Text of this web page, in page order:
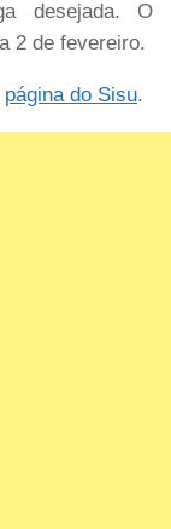
desejada. O
2 de fevereiro.
página do Sisu.